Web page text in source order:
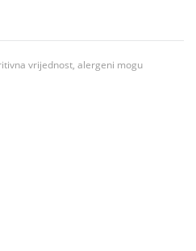
vrijednost, alergeni mogu